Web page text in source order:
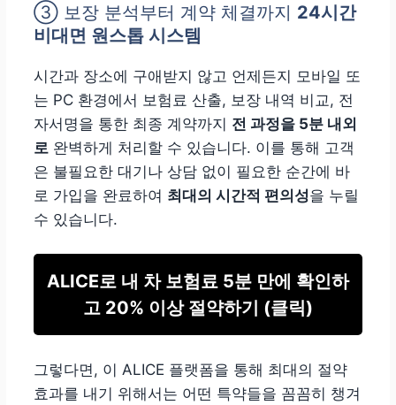
③ 보장 분석부터 계약 체결까지 24시간
비대면 원스톱 시스템
시간과 장소에 구애받지 않고 언제든지 모바일 또
는 PC 환경에서 보험료 산출, 보장 내역 비교, 전
자서명을 통한 최종 계약까지 전 과정을 5분 내외
로 완벽하게 처리할 수 있습니다. 이를 통해 고객
은 불필요한 대기나 상담 없이 필요한 순간에 바
로 가입을 완료하여 최대의 시간적 편의성을 누릴
수 있습니다.
ALICE로 내 차 보험료 5분 만에 확인하
고 20% 이상 절약하기 (클릭)
그렇다면, 이 ALICE 플랫폼을 통해 최대의 절약
효과를 내기 위해서는 어떤 특약들을 꼼꼼히 챙겨